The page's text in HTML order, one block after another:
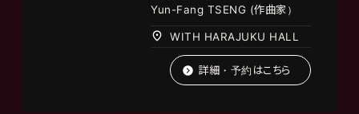
Yun-Fang TSENG (作曲家）
WITH HARAJUKU HALL
詳細・予約はこちら